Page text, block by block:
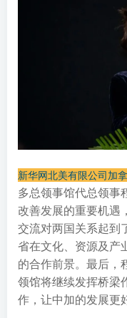
新华网北美有限公司加
多总领事馆代总领事
改善发展的重要机遇
交流对两国关系起到
省在文化、资源及产
的合作前景。最后，
领馆将继续发挥桥梁
作，让中加的发展更